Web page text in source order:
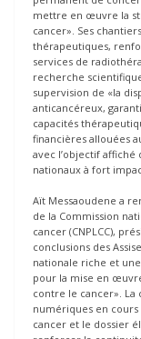
mettre en œuvre la
cancer». Ses
thérapeutiques,
services de
recherche
supervision de «la
anticancéreux,
capacités
financières allouées
avec l’objectif
nationaux à fort
Aït Messaoudene a
de la Commission
cancer (CNPLCC),
conclusions des
nationale riche et
pour la mise en
contre le cancer». La
numériques en
cancer et le dossier